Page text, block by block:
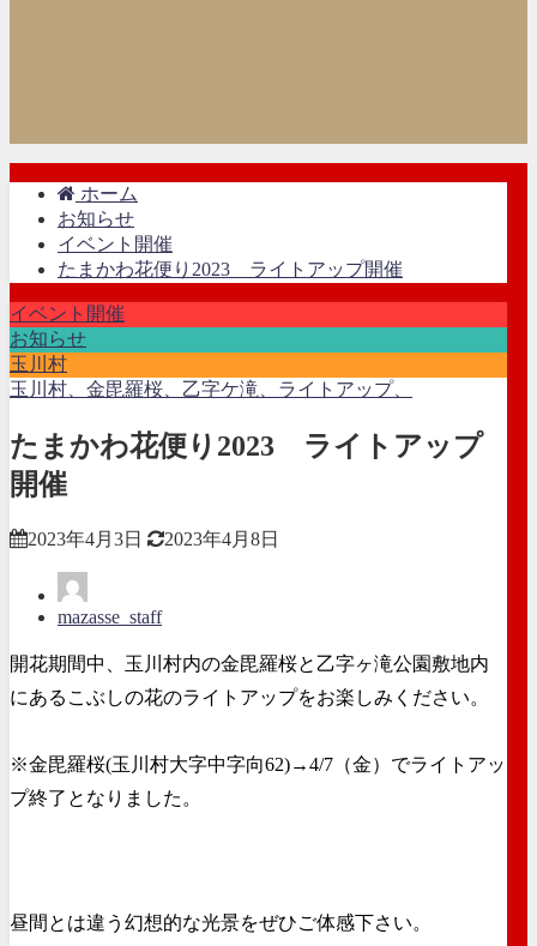
ホーム
お知らせ
イベント開催
たまかわ花便り2023 ライトアップ開催
イベント開催
お知らせ
玉川村
玉川村、金毘羅桜、乙字ケ滝、ライトアップ、
たまかわ花便り2023 ライトアップ
開催
2023年4月3日 2023年4月8日
mazasse_staff
開花期間中、玉川村内の金毘羅桜と乙字ヶ滝公園敷地内
にあるこぶしの花のライトアップをお楽しみください。
※金毘羅桜(玉川村大字中字向62)→4/7（金）でライトアッ
プ終了となりました。
昼間とは違う幻想的な光景をぜひご体感下さい。